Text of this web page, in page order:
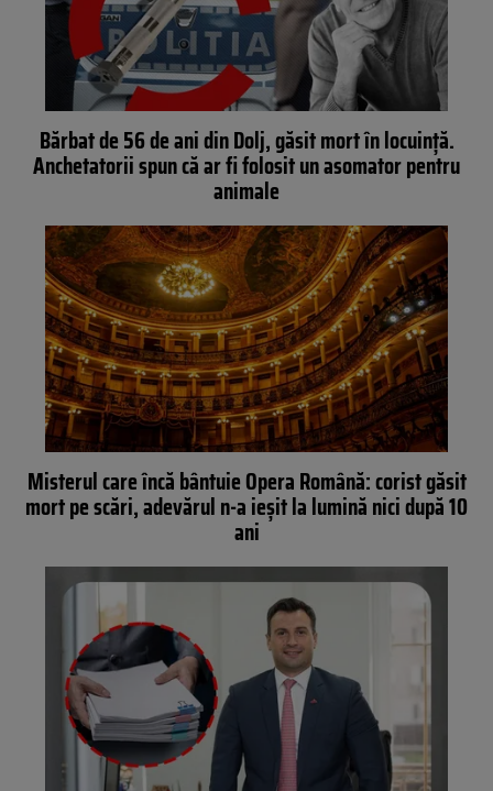
Bărbat de 56 de ani din Dolj, găsit mort în locuință.
Anchetatorii spun că ar fi folosit un asomator pentru
animale
Misterul care încă bântuie Opera Română: corist găsit
mort pe scări, adevărul n-a ieșit la lumină nici după 10
ani